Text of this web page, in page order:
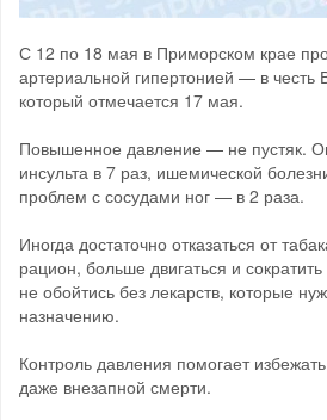
С 12 по 18 мая в Приморском крае
артериальной гипертонией — в честь
который отмечается 17 мая.
Повышенное давление — не пустяк.
инсульта в 7 раз, ишемической
проблем с сосудами ног — в 2 раза.
Иногда достаточно отказаться от
рацион, больше двигаться и
не обойтись без лекарств, которые
назначению.
Контроль давления помогает
даже внезапной смерти.